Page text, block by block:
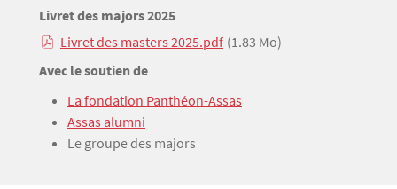
Bloc(s) libre(s)
Titre
Livret des majors 2025
TexteLivret des masters 2025.pdf (1.83 Mo)
Titre
Avec le soutien de
TexteLa fondation Panthéon-Assas
Assas alumni
Le groupe des majors